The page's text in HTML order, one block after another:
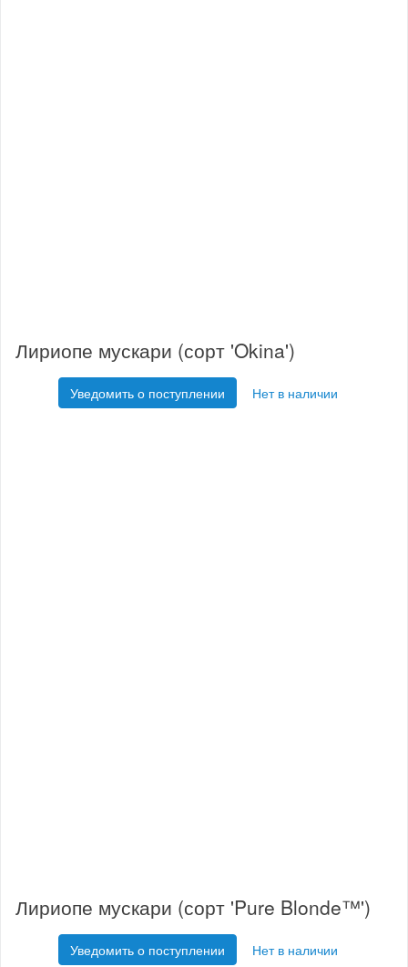
Лириопе мускари (сорт 'Okina')
Уведомить о поступлении Нет в наличии
Лириопе мускари (сорт 'Pure Blonde™')
Уведомить о поступлении Нет в наличии